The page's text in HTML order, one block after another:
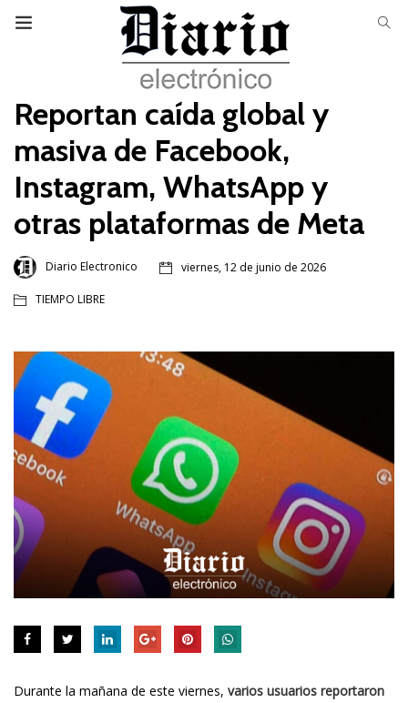
Reportan caída global y
masiva de Facebook,
Instagram, WhatsApp y
otras plataformas de Meta
Diario Electronico viernes, 12 de junio de 2026
TIEMPO LIBRE
Durante la mañana de este viernes, varios usuarios reportaron